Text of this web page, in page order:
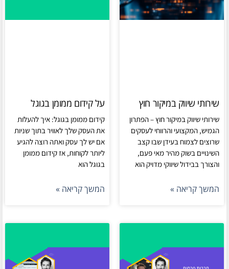
שירותי שיווק במיקור חוץ
שירותי שיווק במיקור חוץ – הפתרון
הגמיש, המקצועי והרווחי לעסקים
שרוצים לצמוח בעידן שבו קצב
השינויים בשוק מהיר מאי פעם,
והצורך בבידול שיווקי מדויק הוא
המשך קריאה »
על קידום ממומן בגוגל
קידום ממומן בגוגל: איך להעלות
את העסק שלך לאוויר בתוך שניות
אם יש לך עסק ואתה רוצה להגיע
ליותר לקוחות, אז קידום ממומן
בגוגל הוא
המשך קריאה »